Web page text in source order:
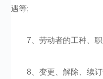
遇等;
7、劳动者的工种、
8、变更、解除、续